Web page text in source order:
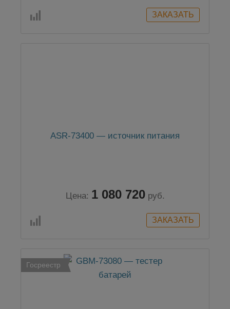
ASR-73400 — источник питания
Цена: 1 080 720 руб.
Госреестр